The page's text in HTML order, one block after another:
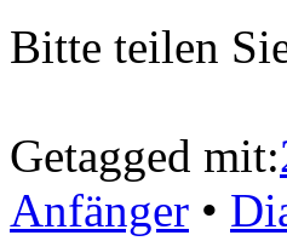
Bitte teilen
Getagged mit:
Anfänger •